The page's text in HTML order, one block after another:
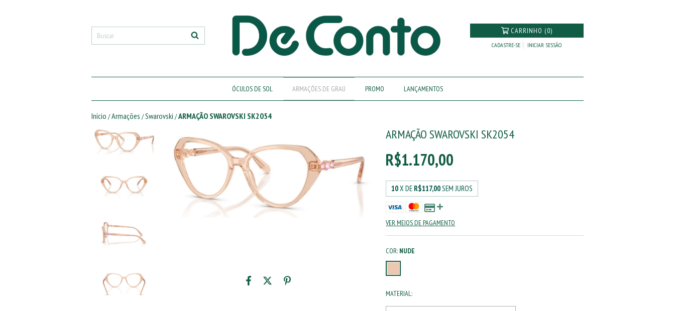
CARRINHO (0)
CADASTRE-SE INICIAR SESSÃO
ÓCULOS DE SOL ARMAÇÕES DE GRAU PROMO LANÇAMENTOS
Início /Armações /Swarovski /ARMAÇÃO SWAROVSKI SK2054
ARMAÇÃO SWAROVSKI SK2054
R$1.170,00
10X DE R$117,00SEM JUROS
VER MEIOS DE PAGAMENTO
COR: NUDE
MATERIAL: